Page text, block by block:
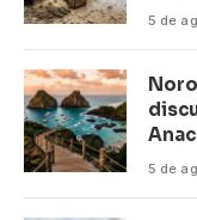
5 de
Anac
5 de